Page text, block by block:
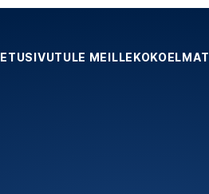
ETUSIVUTULE MEILLEKOKOELMAT